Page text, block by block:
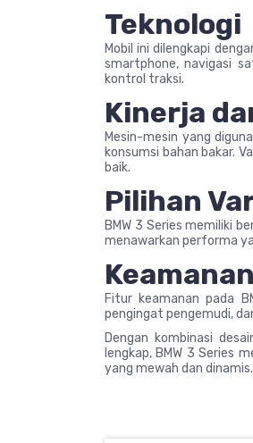
Teknologi
Mobil ini dilengkapi
smartphone, navigasi
kontrol traksi.
Kinerja
Mesin-mesin yang
konsumsi bahan bakar.
baik.
Pilihan
BMW 3 Series memiliki
menawarkan performa
Keamanan
Fitur keamanan pada
pengingat pengemudi,
Dengan kombinasi
lengkap, BMW 3 Series
yang mewah dan dinamis.